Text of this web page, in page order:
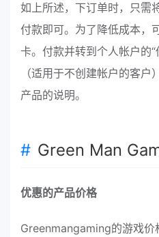
如上所述，下订单时，只需
付款即可。为了降低成本，
卡。付款并转到个人帐户的
（适用于不创建帐户的客
产品的说明。
Green Man
优惠的产品价格
Greenmangaming的游戏价